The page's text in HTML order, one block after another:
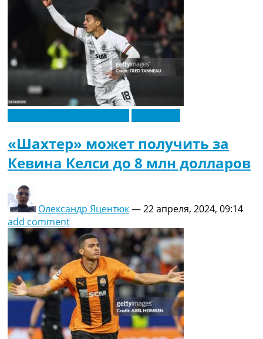
«Шахтер» может получить за
Кевина Келси до 8 млн долларов
Олександр Яцентюк—22 апреля, 2024, 09:14
add comment